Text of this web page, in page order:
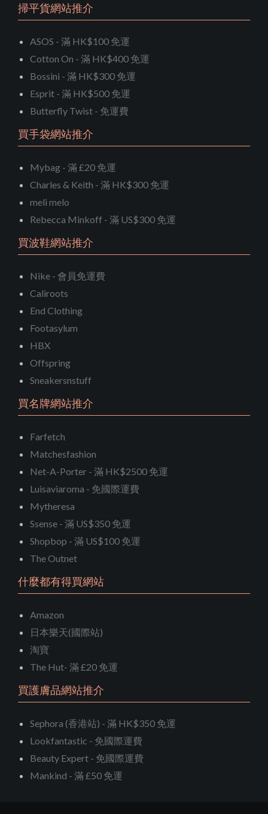
掃平貨網站推介
ASOS - 滿 HK$100 免運
Cotton On - 滿 HK$400 免運
Bossini - 滿 HK$300 免運
Esprit - 滿 HK$500 免運
Butterfly Twist - 免運費
買手袋網站推介
Mybag - 滿 £20 免運
Charles & Keith - 滿 HK$300 免運
meli melo
Rebecca Minkoff - 滿 US$300 免運
買波鞋網站推介
Nike - 會員免運費
Caliroots
End Clothing
Footasylum
HBX
Offspring
Sneakersnstuff
買名牌網站推介
Farfetch
Matchesfashion
Net-A-Porter - 滿 HK$2500 免運
Luisaviaroma - 免國際運費
Mytheresa
Ssense - 滿 US$350 免運
Shopbop - 滿 US$100 免運
The Outnet
什麼都有得買網站
Amazon
日本樂天(國際站)
淘寶
The Hut- 滿 £20 免運
買護膚品網站推介
Sephora (香港站) - 滿 HK$350 免運
Lookfantastic - 免國際運費
Beauty Expert - 免國際運費
Mankind - 滿 £50 免運